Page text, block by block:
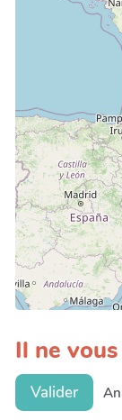
Il ne
Valider